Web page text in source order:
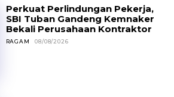
Perkuat Perlindungan Pekerja,
SBI Tuban Gandeng Kemnaker
Bekali Perusahaan Kontraktor
RAGAM 08/08/2026